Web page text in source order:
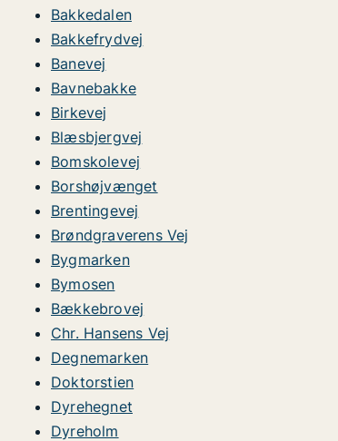
Bakkedalen
Bakkefrydvej
Banevej
Bavnebakke
Birkevej
Blæsbjergvej
Bomskolevej
Borshøjvænget
Brentingevej
Brøndgraverens Vej
Bygmarken
Bymosen
Bækkebrovej
Chr. Hansens Vej
Degnemarken
Doktorstien
Dyrehegnet
Dyreholm